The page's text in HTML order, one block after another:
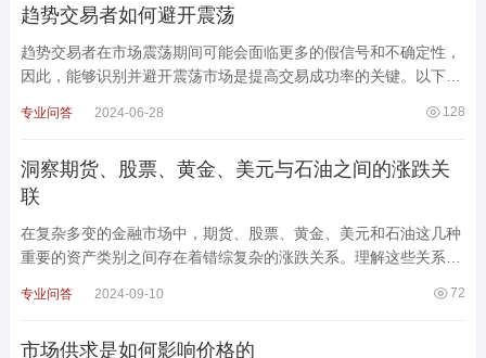
趋势交易者如何避开震荡
趋势交易者在市场震荡期间可能会面临更多的假信号和不确定性，
因此，能够识别并避开震荡市场是提高交易成功率的关键。以下是
128
专业问答 2024-06-28
洞察期货、股票、黄金、美元与石油之间的涨跌关
联
在复杂多变的金融市场中，期货、股票、黄金、美元和石油这几种
重要的资产类别之间存在着错综复杂的涨跌关系。理解这些关系对
72
专业问答 2024-09-10
市场供求是如何影响价格的